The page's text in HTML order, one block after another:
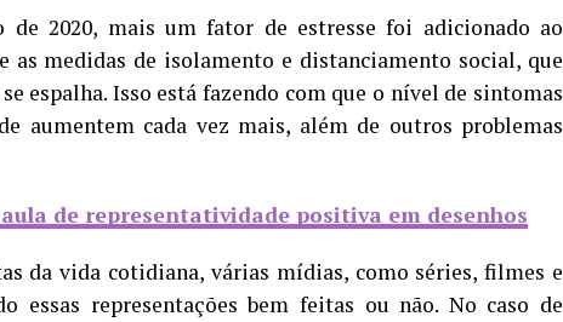
de 2020, mais um fator de estresse foi adicionado ao
as medidas de isolamento e distanciamento social, que
espalha. Isso está fazendo com que o nível de sintomas
aumentem cada vez mais, além de outros problemas
de representatividade positiva em desenhos
da vida cotidiana, várias mídias, como séries, filmes e
essas representações bem feitas ou não. No caso de